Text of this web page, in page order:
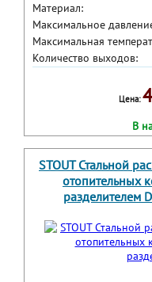
Материал:
Максимальное
Максимальная
Количество выходов:
Цена:
В
STOUT Стальной
отопительных
разделителем